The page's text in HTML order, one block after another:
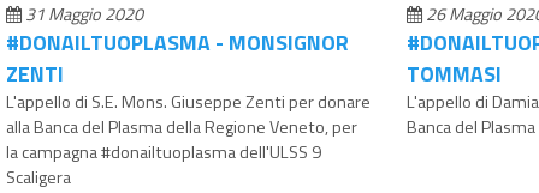
31 Maggio 2020
#DONAILTUOPLASMA - MONSIGNOR
ZENTI
L'appello di S.E. Mons. Giuseppe Zenti per donare
alla Banca del Plasma della Regione Veneto, per
la campagna #donailtuoplasma dell'ULSS 9
Scaligera
26 Maggio
TOMMASI
L'appello di
Banca del